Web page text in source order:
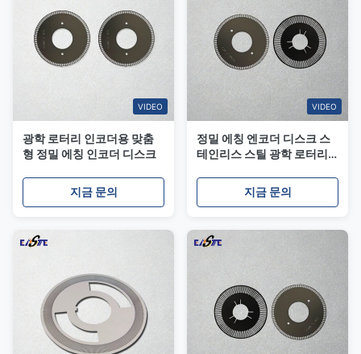
VIDEO
광학 로터리 인코더용 맞춤
형 정밀 에칭 인코더 디스크
지금 문의
VIDEO
정밀 에칭 엔코더 디스크 스
테인리스 스틸 광학 로터리
지금 문의